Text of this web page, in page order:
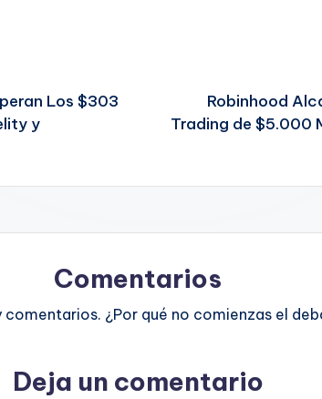
Los $303
y
Robinhood
Trading de $5.000
Comentarios
comentarios. ¿Por qué no comienzas el
Deja un comentario